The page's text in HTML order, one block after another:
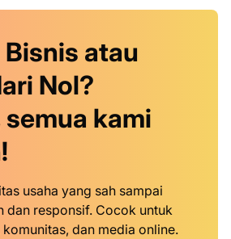
atau
Nol?
semua kami
usaha yang sah sampai
dan responsif. Cocok untuk
dan media online.